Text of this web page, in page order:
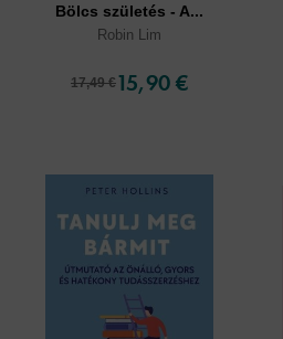
Bölcs születés - A...
Robin Lim
17,49 €15,90 €